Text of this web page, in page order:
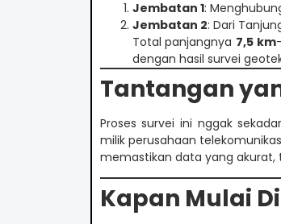
Jembatan 1:
Jembatan 2: Dari
Total panjangnya 7,5 km
dengan hasil survei
Tantangan
Proses survei ini nggak sekadar
milik perusahaan
memastikan data yang akurat,
Kapan Mulai